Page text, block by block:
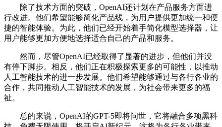
除了技术方面的突破，OpenAI还计划在产品服务方面进
行改进。他们希望能够简化产品线，为用户提供更加统一和便
捷的智能体验。为此，他们已经开始着手简化模型选择器，让
用户能够更加方便地选择适合自己的产品和服务。
然而，尽管OpenAI已经取得了显著的进步，但他们并没
有停下脚步。相反，他们正在积极探索更多的可能性，以推动
人工智能技术的进一步发展。他们希望能够通过与各行各业的
合作，共同推动人工智能技术的发展，为社会带来更多的福
祉。
总的来说，OpenAI的GPT-5即将问世，它将融合多项黑科